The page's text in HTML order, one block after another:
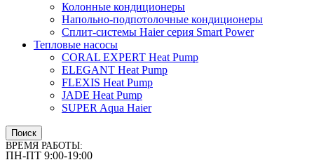
Колонные кондиционеры
Напольно-подпотолочные кондиционеры
Сплит-системы Haier серия Smart Power
Тепловые насосы
CORAL EXPERT Heat Pump
ELEGANT Heat Pump
FLEXIS Heat Pump
JADE Heat Pump
SUPER Aqua Haier
Поиск
ВРЕМЯ РАБОТЫ:
ПН-ПТ 9:00-19:00